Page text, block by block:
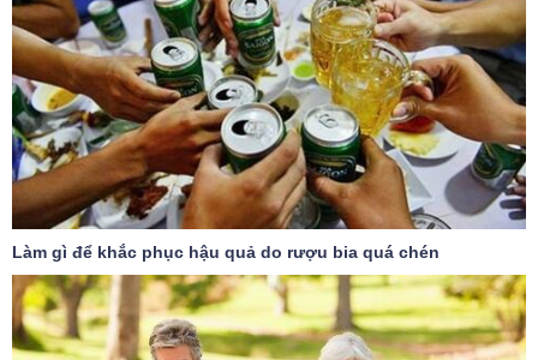
Làm gì để khắc phục hậu quả do rượu bia quá chén